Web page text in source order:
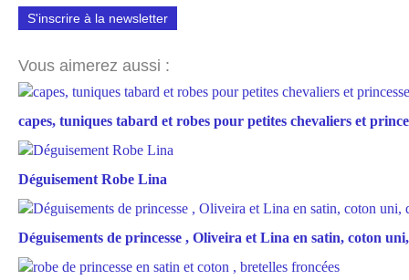
S'inscrire à la newsletter
Vous aimerez aussi :
capes, tuniques tabard et robes pour petites chevaliers et
Déguisement Robe Lina
Déguisements de princesse , Oliveira et Lina en satin, coton